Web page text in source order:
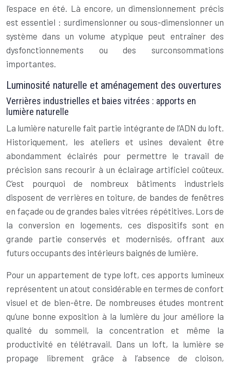
l’espace en été. Là encore, un dimensionnement précis
est essentiel : surdimensionner ou sous-dimensionner un
système dans un volume atypique peut entraîner des
dysfonctionnements ou des surconsommations
importantes.
Luminosité naturelle et aménagement des ouvertures
Verrières industrielles et baies vitrées : apports en
lumière naturelle
La lumière naturelle fait partie intégrante de l’ADN du loft.
Historiquement, les ateliers et usines devaient être
abondamment éclairés pour permettre le travail de
précision sans recourir à un éclairage artificiel coûteux.
C’est pourquoi de nombreux bâtiments industriels
disposent de verrières en toiture, de bandes de fenêtres
en façade ou de grandes baies vitrées répétitives. Lors de
la conversion en logements, ces dispositifs sont en
grande partie conservés et modernisés, offrant aux
futurs occupants des intérieurs baignés de lumière.
Pour un appartement de type loft, ces apports lumineux
représentent un atout considérable en termes de confort
visuel et de bien-être. De nombreuses études montrent
qu’une bonne exposition à la lumière du jour améliore la
qualité du sommeil, la concentration et même la
productivité en télétravail. Dans un loft, la lumière se
propage librement grâce à l’absence de cloison,